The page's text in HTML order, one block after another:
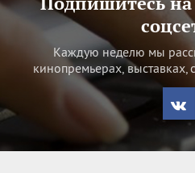
Каждую неделю мы
кинопремьерах, выставках,